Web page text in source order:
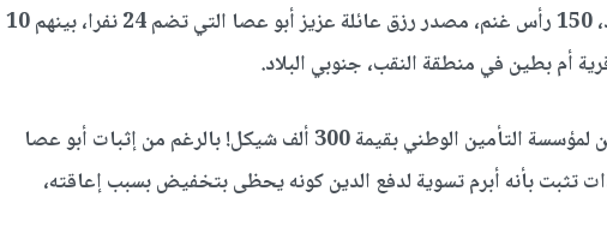
"سلطة تطوير النقب"، اليوم الأحد، 150 رأس غنم، مصدر رزق عائلة عزيز أبو عصا التي تضم 24 نفرا، بينهم 10
وادعت السلطات بأن أبو عصا مدين لمؤسسة التأمين الوطني بقيمة 300 ألف شيكل! بالرغم من إثبات أبو عصا
تثبت بأنه أبرم تسوية لدفع الدين كونه يحظى بتخفيض بسبب إعاقته،